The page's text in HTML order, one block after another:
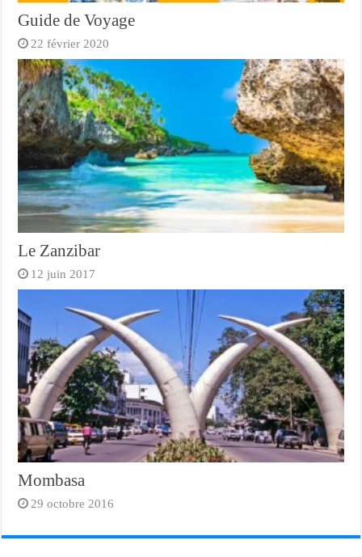
Guide de Voyage
22 février 2020
Le Zanzibar
12 juin 2017
Mombasa
29 octobre 2016